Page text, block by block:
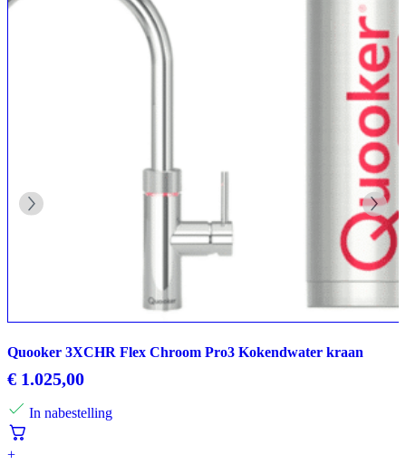
Quooker 3XCHR Flex Chroom Pro3 Kokendwater kraan
€ 1.025,00
In nabestelling
+